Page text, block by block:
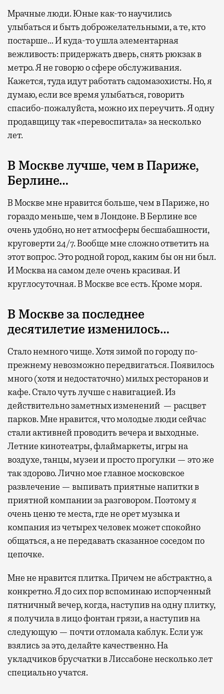
Мрачные люди. Юные как-то научились
улыбаться и быть доброжелательными, а те, кто
постарше… И куда-то ушла элементарная
вежливость: придержать дверь, снять рюкзак в
метро. Я не говорю о сфере обслуживания.
Кажется, туда идут работать садомазохисты. Но, я
думаю, если все время улыбаться, говорить
спасибо-пожалуйста, можно их переучить. Я одну
продавщицу так «перевоспитала» за несколько
лет.
В Москве лучше, чем в Париже,
Берлине…
В Москве мне нравится больше, чем в Париже, но
гораздо меньше, чем в Лондоне. В Берлине все
очень удобно, но нет атмосферы бесшабашности,
круговерти 24/7. Вообще мне сложно ответить на
этот вопрос. Это родной город, каким бы он ни был.
И Москва на самом деле очень красивая. И
круглосуточная. В Москве все есть. Кроме моря.
В Москве за последнее
десятилетие изменилось…
Стало немного чище. Хотя зимой по городу по-
прежнему невозможно передвигаться. Появилось
много (хотя и недостаточно) милых ресторанов и
кафе. Стало чуть лучше с навигацией. Из
действительно заметных изменений — расцвет
парков. Мне нравится, что молодые люди сейчас
стали активней проводить вечера и выходные.
Летние кинотеатры, флаймаркеты, игры на
воздухе, танцы, музеи и просто прогулки — это же
так здорово. Лично мое главное московское
развлечение — выпивать приятные напитки в
приятной компании за разговором. Поэтому я
очень ценю те места, где не орет музыка и
компания из четырех человек может спокойно
общаться, а не передавать сказанное соседом по
цепочке.
Мне не нравится плитка. Причем не абстрактно, а
конкретно. Я до сих пор вспоминаю испорченный
пятничный вечер, когда, наступив на одну плитку,
я получила в лицо фонтан грязи, а наступив на
следующую — почти отломала каблук. Если уж
взялись за это, делайте качественно. На
укладчиков брусчатки в Лиссабоне несколько лет
специально учатся.